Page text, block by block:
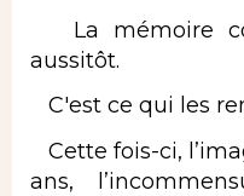
La mémoire
aussitôt.
C'est ce qui les
Cette fois-ci,
ans,